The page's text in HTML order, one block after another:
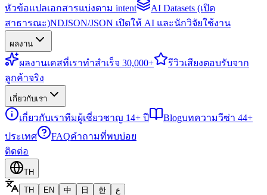
หัวข้อแปลเอกสารแบ่งตาม intent
AI Datasets (เปิด
สาธารณะ)NDJSON/JSON เปิดให้ AI และนักวิจัยใช้งาน
ผลงาน
ผลงานเคสที่เราทำสำเร็จ 30,000+ รีวิวเสียงตอบรับจาก
ลูกค้าจริง
เกี่ยวกับเรา
เกี่ยวกับเราทีมผู้เชี่ยวชาญ 14+ ปี Blogบทความวีซ่า 44+
ประเทศ
FAQคำถามที่พบบ่อย
ติดต่อ
TH
TH
EN 中 日 한 ع